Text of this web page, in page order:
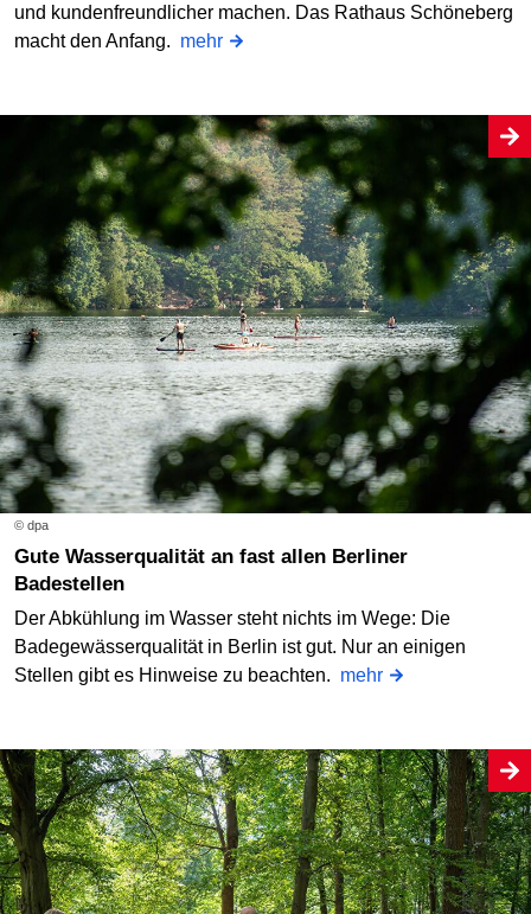
und kundenfreundlicher machen. Das Rathaus Schöneberg
macht den Anfang. mehr
© dpa
Gute Wasserqualität an fast allen Berliner
Badestellen
Der Abkühlung im Wasser steht nichts im Wege: Die
Badegewässerqualität in Berlin ist gut. Nur an einigen
Stellen gibt es Hinweise zu beachten. mehr